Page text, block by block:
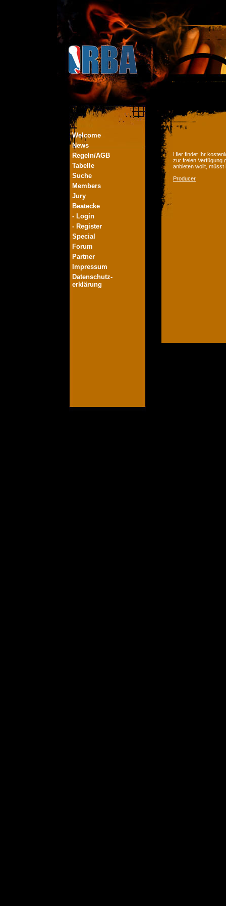
Welcome
News
Regeln/AGB
Tabelle
Suche
Members
Jury
Beatecke
- Login
- Register
Special
Forum
Partner
Impressum
Datenschutz-
erklärung
Hier findet Ihr
zur freien Verfügung
anbieten wollt,
Producer